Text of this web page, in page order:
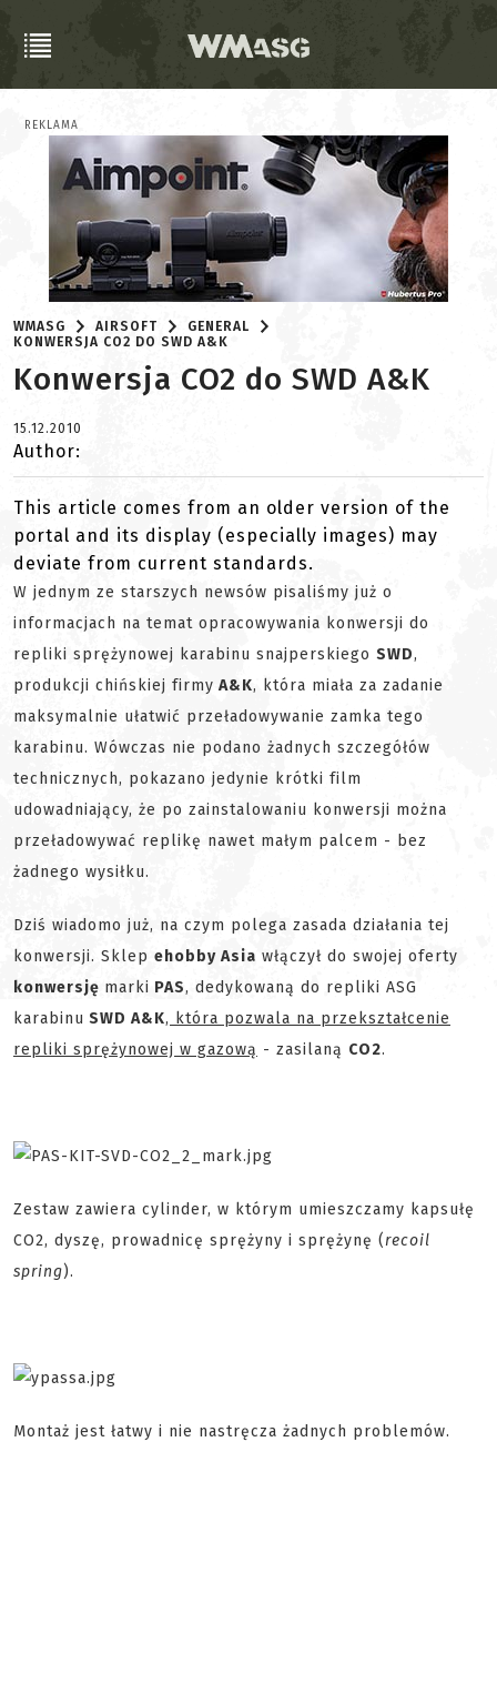
REKLAMA
WMASG AIRSOFT
GENERAL
KONWERSJA CO2 DO SWD A&K
Konwersja CO2 do SWD A&K
15.12.2010
Author:
This article comes from an older version of the
portal and its display (especially images) may
deviate from current standards.
W jednym ze starszych newsów pisaliśmy już o
informacjach na temat opracowywania konwersji do
repliki sprężynowej karabinu snajperskiego SWD,
produkcji chińskiej firmy A&K, która miała za zadanie
maksymalnie ułatwić przeładowywanie zamka tego
karabinu. Wówczas nie podano żadnych szczegółów
technicznych, pokazano jedynie krótki film
udowadniający, że po zainstalowaniu konwersji można
przeładowywać replikę nawet małym palcem - bez
żadnego wysiłku.
Dziś wiadomo już, na czym polega zasada działania tej
konwersji. Sklep ehobby Asia włączył do swojej oferty
konwersję marki PAS, dedykowaną do repliki ASG
karabinu SWD A&K, która pozwala na przekształcenie
repliki sprężynowej w gazową - zasilaną CO2.
Zestaw zawiera cylinder, w którym umieszczamy kapsułę
CO2, dyszę, prowadnicę sprężyny i sprężynę (recoil
spring).
Montaż jest łatwy i nie nastręcza żadnych problemów.